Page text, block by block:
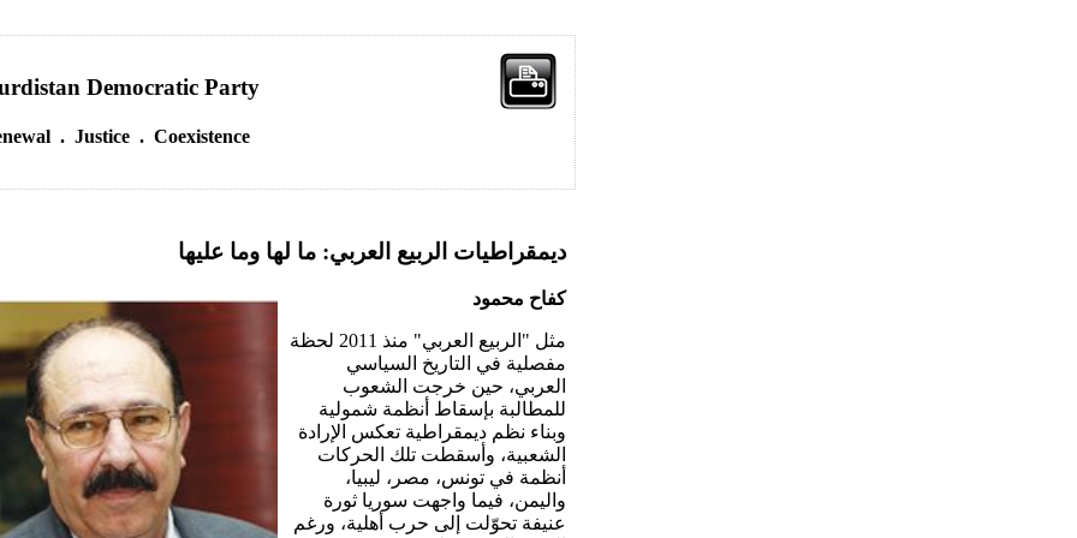
Democratic Party
. Justice . Coexistence
ديمقراطيات الربيع العربي: ما لها وما عليها
كفاح محمود
مثل "الربيع العربي" منذ 2011 لحظة
مفصلية في التاريخ السياسي
العربي، حين خرجت الشعوب
للمطالبة بإسقاط أنظمة شمولية
وبناء نظم ديمقراطية تعكس الإرادة
الشعبية، وأسقطت تلك الحركات
أنظمة في تونس، مصر، ليبيا،
واليمن، فيما واجهت سوريا ثورة
عنيفة تحوّلت إلى حرب أهلية، ورغم